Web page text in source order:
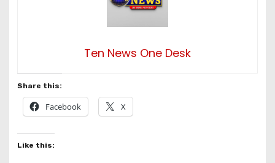
Ten News One Desk
Share this:
Facebook X
Like this: